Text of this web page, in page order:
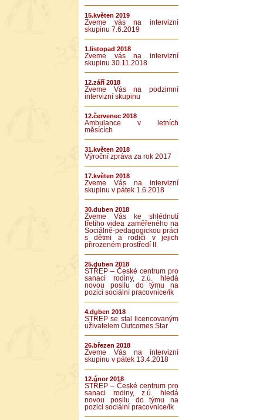
15.květen 2019
Zveme vás na intervizní
skupinu 7.6.2019
1.listopad 2018
Zveme vás na intervizní
skupinu 30.11.2018
12.září 2018
Zveme Vás na podzimní
intervizní skupinu
12.červenec 2018
Ambulance v letních
měsících
31.květen 2018
Výroční zpráva za rok 2017
17.květen 2018
Zveme Vás na intervizní
skupinu v pátek 1.6.2018
30.duben 2018
Zveme Vás ke shlédnutí
třetího videa zaměřeného na
Sociálně-pedagogickou práci
s dětmi a rodiči v jejich
přirozeném prostředí II.
25.duben 2018
STŘEP – České centrum pro
sanaci rodiny, z.ú. hledá
novou posilu do týmu na
pozici sociální pracovnice/ík
4.duben 2018
STŘEP se stal licencovaným
uživatelem Outcomes Star
26.březen 2018
Zveme Vás na intervizní
skupinu v pátek 13.4.2018
12.únor 2018
STŘEP – České centrum pro
sanaci rodiny, z.ú. hledá
novou posilu do týmu na
pozici sociální pracovnice/ík